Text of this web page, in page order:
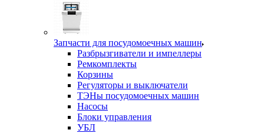
Запчасти для посудомоечных машин
Разбрызгиватели и импеллеры
Ремкомплекты
Корзины
Регуляторы и выключатели
ТЭНы посудомоечных машин
Насосы
Блоки управления
УБЛ